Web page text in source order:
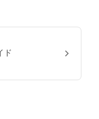
ド